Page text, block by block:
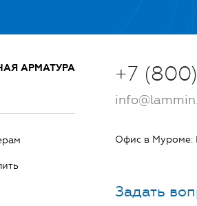
АРМАТУРА
+7
Офис в Муроме:
Задать